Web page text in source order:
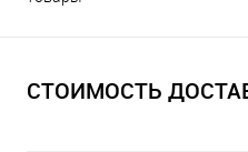
СТОИМОСТЬ